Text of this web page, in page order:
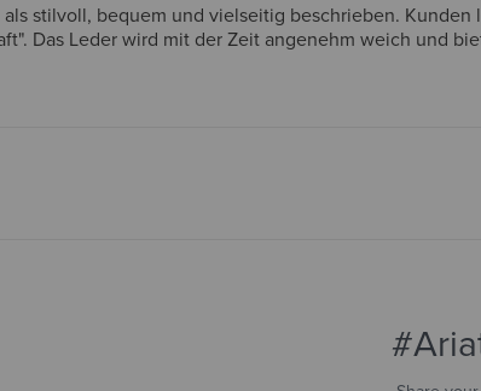
stilvoll, bequem und vielseitig beschrieben.
Das Leder wird mit der Zeit angenehm weich und
Spann die Stiefel anfangs etwas eng